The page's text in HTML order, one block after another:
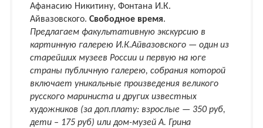
Афанасию Никитину, Фонтана И.К.
Айвазовского. Свободное время.
Предлагаем факультативную экскурсию в
картинную галерею И.К.Айвазовского — один из
старейших музеев России и первую на юге
страны публичную галерею, собрания которой
включает уникальные произведения великого
русского мариниста и других известных
художников (за доп.плату: взрослые — 350 руб,
дети – 175 руб) или дом-музей А. Грина